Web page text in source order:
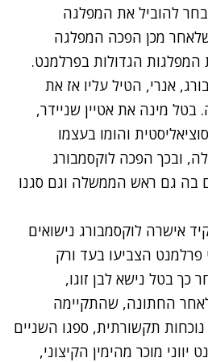
להוביל את המפלגה
מכן הפכה המפלגה
הגדולות בפרלמנט.
אנרי, הטיל עליו אז את
מינה את אטיין שניידר,
והומו בעצמו
ובכך הפכה לוקסמבורג
בה גם ראש הממשלה וגם סגנו
אישרה לוקסמבורג נישואים
כש-56 חברי פרלמנט הצביעו בעד ורק
בטל נישא לבן זוגו,
החתונה, שהתקיימה
תקשורתית, ספגו השניים
מוכר מהימין הקיצוני,